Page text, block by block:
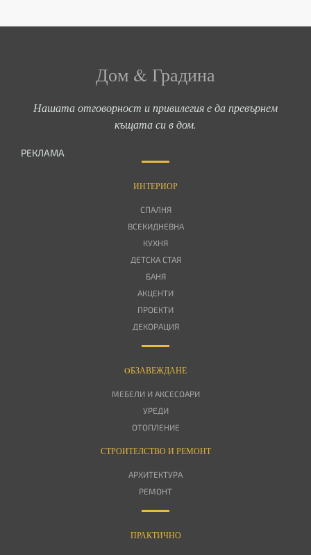
Дом & Градина
Нашата отговорност и привилегия е да превърнем
къщата си в дом.
РЕКЛАМА
ИНТЕРИОР
СПАЛНЯ
ВСЕКИДНЕВНА
КУХНЯ
ДЕТСКА СТАЯ
БАНЯ
АКЦЕНТИ
ПРОЕКТИ
ДЕКОРАЦИЯ
OБЗАВЕЖДАНЕ
МЕБЕЛИ И АКСЕСОАРИ
УРЕДИ
ОТОПЛЕНИЕ
СТРОИТЕЛСТВО И РЕМОНТ
АРХИТЕКТУРА
РЕМОНТ
ПРАКТИЧНО